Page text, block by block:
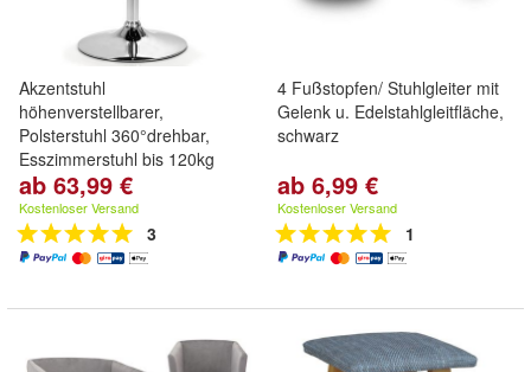
Akzentstuhl
höhenverstellbarer,
Polsterstuhl 360°drehbar,
Esszimmerstuhl bis 120kg
ab 63,99 €
Kostenloser Versand
3
4 Fußstopfen/ Stuhlgleiter mit
Gelenk u. Edelstahlgleitfläche,
schwarz
ab 6,99 €
Kostenloser Versand
1